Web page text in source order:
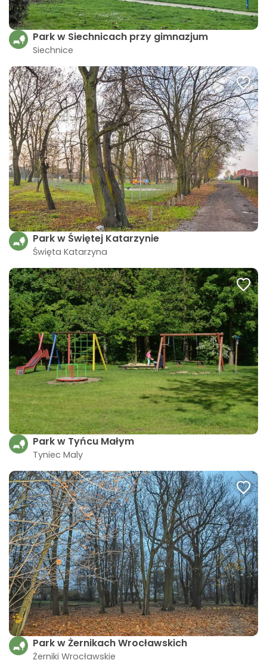
Park w Siechnicach przy gimnazjum
Siechnice
Park w Świętej Katarzynie
Święta Katarzyna
Park w Tyńcu Małym
Tyniec Maly
Park w Żernikach Wrocławskich
Żerniki Wrocławskie